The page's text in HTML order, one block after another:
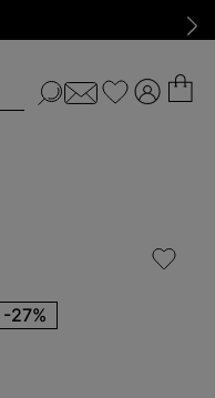
-27%